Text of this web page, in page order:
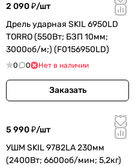
2 090 ₽/шт
Дрель ударная SKIL 6950LD
ТОRRО (550Вт; БЗП 10мм;
3000об/м;) (F0156950LD)
0 0 Нет в наличии
Заказать
5 990 ₽/шт
УШМ SKIL 9782LA 230мм
(2400Вт; 6600об/мин; 5,2кг)